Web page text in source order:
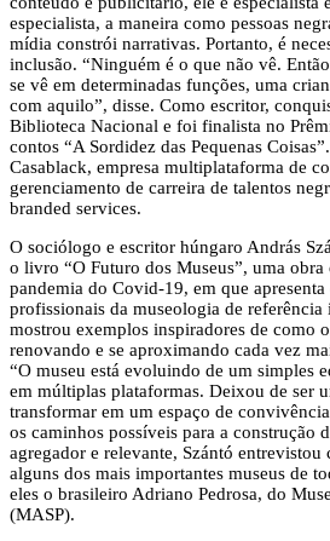
especialista, a maneira como pessoas
mídia constrói narrativas. Portanto, é
inclusão. “Ninguém é o que não vê.
se vê em determinadas funções, uma
com aquilo”, disse. Como escritor,
Biblioteca Nacional e foi finalista no
contos “A Sordidez das Pequenas
Casablack, empresa multiplataforma de
gerenciamento de carreira de talentos
branded services.
O sociólogo e escritor húngaro András
o livro “O Futuro dos Museus”, uma obra
pandemia do Covid-19, em que
profissionais da museologia de referência
mostrou exemplos inspiradores de como
renovando e se aproximando cada vez
“O museu está evoluindo de um simples
em múltiplas plataformas. Deixou de ser
transformar em um espaço de
os caminhos possíveis para a construção
agregador e relevante, Szántó entrevistou
alguns dos mais importantes museus de
eles o brasileiro Adriano Pedrosa, do
(MASP).